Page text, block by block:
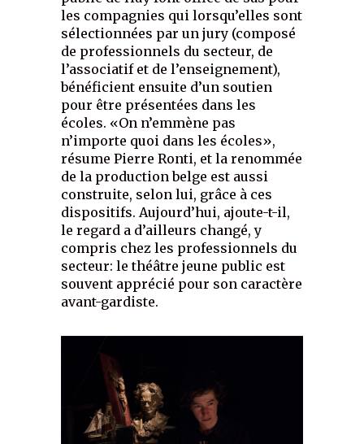
les compagnies qui lorsqu’elles sont
sélectionnées par un jury (composé
de professionnels du secteur, de
l’associatif et de l’enseignement),
bénéficient ensuite d’un soutien
pour être présentées dans les
écoles. «On n’emmène pas
n’importe quoi dans les écoles»,
résume Pierre Ronti, et la renommée
de la production belge est aussi
construite, selon lui, grâce à ces
dispositifs. Aujourd’hui, ajoute-t-il,
le regard a d’ailleurs changé, y
compris chez les professionnels du
secteur: le théâtre jeune public est
souvent apprécié pour son caractère
avant-gardiste.